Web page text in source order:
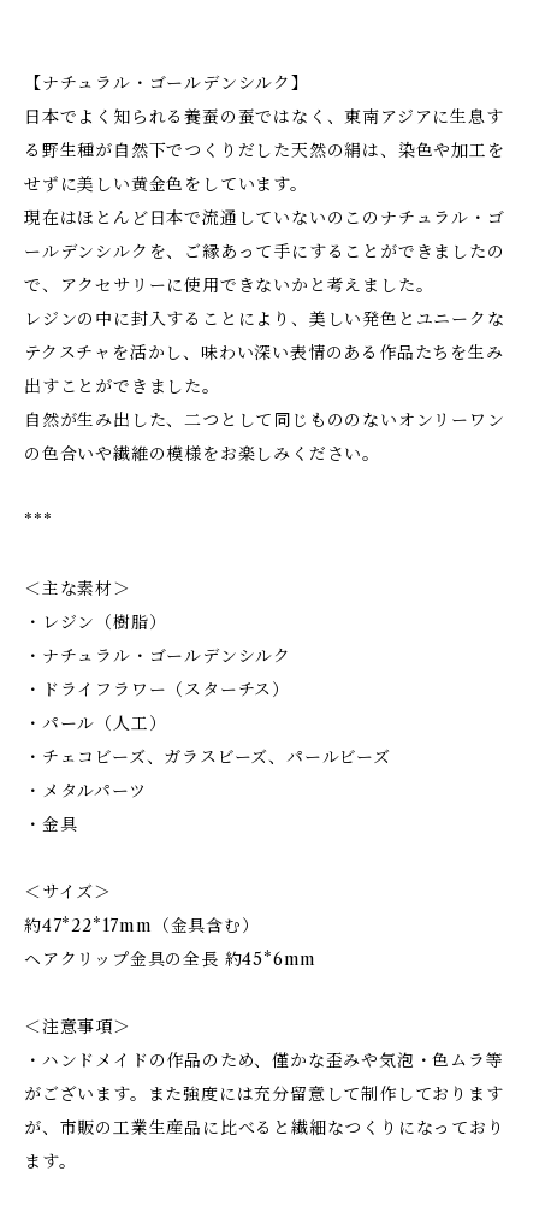
【ナチュラル・ゴールデンシルク】
日本でよく知られる養蚕の蚕ではなく、東南アジアに生息す
る野生種が自然下でつくりだした天然の絹は、染色や加工を
せずに美しい黄金色をしています。
現在はほとんど日本で流通していないのこのナチュラル・ゴ
ールデンシルクを、ご縁あって手にすることができましたの
で、アクセサリーに使用できないかと考えました。
レジンの中に封入することにより、美しい発色とユニークな
テクスチャを活かし、味わい深い表情のある作品たちを生み
出すことができました。
自然が生み出した、二つとして同じもののないオンリーワン
の色合いや繊維の模様をお楽しみください。
***
＜主な素材＞
・レジン（樹脂）
・ナチュラル・ゴールデンシルク
・ドライフラワー（スターチス）
・パール（人工）
・チェコビーズ、ガラスビーズ、パールビーズ
・メタルパーツ
・金具
＜サイズ＞
約47*22*17mm（金具含む）
ヘアクリップ金具の全長 約45*6mm
＜注意事項＞
・ハンドメイドの作品のため、僅かな歪みや気泡・色ムラ等
がございます。また強度には充分留意して制作しております
が、市販の工業生産品に比べると繊細なつくりになっており
ます。